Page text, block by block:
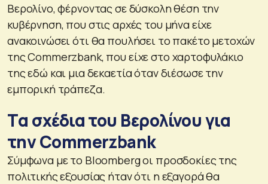
Βερολίνο, φέρνοντας σε δύσκολη θέση την
κυβέρνηση, που στις αρχές του μήνα είχε
ανακοινώσει ότι θα πουλήσει το πακέτο μετοχών
της Commerzbank, που είχε στο χαρτοφυλάκιο
της εδώ και μια δεκαετία όταν διέσωσε την
εμπορική τράπεζα.
Tα σχέδια του Βερολίνου για
την Commerzbank
Σύμφωνα με το Bloomberg οι προσδοκίες της
πολιτικής εξουσίας ήταν ότι η εξαγορά θα